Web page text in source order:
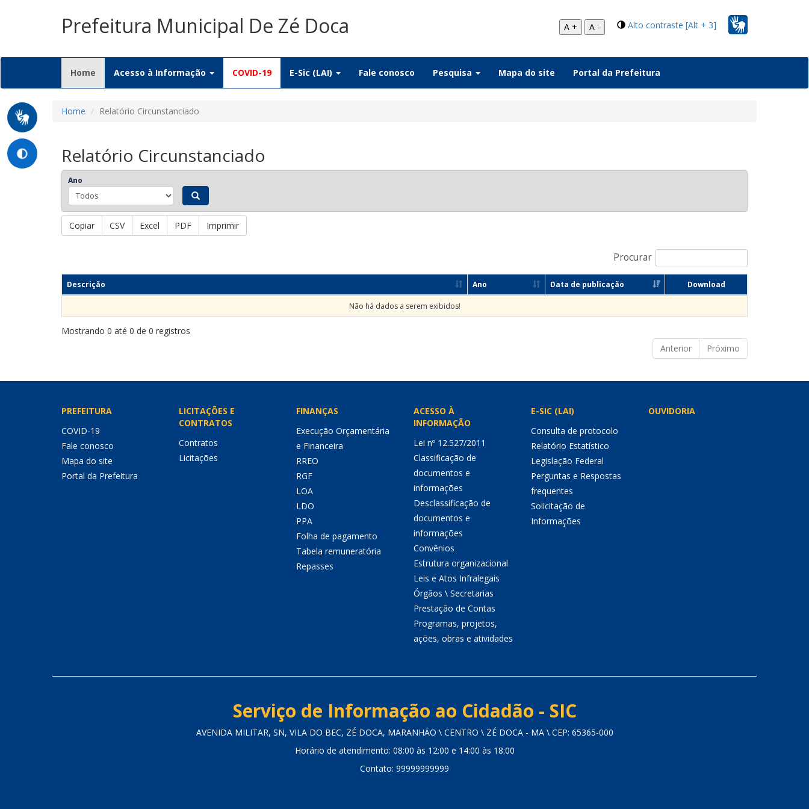
Prefeitura Municipal De Zé Doca Alto contraste [Alt + 3]
A + A -
Home (current)
Acesso à Informação COVID-19 E-Sic (LAI) Fale conosco Pesquisa Mapa do site Portal da Prefeitura
Home Relatório Circunstanciado
Relatório Circunstanciado
Ano
Copiar CSV Excel PDF Imprimir
Procurar
Descrição Ano Data de publicação Download
Não há dados a serem exibidos!
Mostrando 0 até 0 de 0 registros
Anterior
Próximo
PREFEITURA
COVID-19
Fale conosco
Mapa do site
Portal da Prefeitura
LICITAÇÕES E
CONTRATOS
Contratos
Licitações
FINANÇAS
Execução Orçamentária
e Financeira
RREO
RGF
LOA
LDO
PPA
Folha de pagamento
Tabela remuneratória
Repasses
ACESSO À
INFORMAÇÃO
Lei nº 12.527/2011
Classificação de
documentos e
informações
Desclassificação de
documentos e
informações
Convênios
Estrutura organizacional
Leis e Atos Infralegais
Órgãos \ Secretarias
Prestação de Contas
Programas, projetos,
ações, obras e atividades
E-SIC (LAI)
Consulta de protocolo
Relatório Estatístico
Legislação Federal
Perguntas e Respostas
frequentes
Solicitação de
Informações
OUVIDORIA
Serviço de Informação ao Cidadão - SIC
AVENIDA MILITAR, SN, VILA DO BEC, ZÉ DOCA, MARANHÃO \ CENTRO \ ZÉ DOCA - MA \ CEP: 65365-000
Horário de atendimento: 08:00 às 12:00 e 14:00 às 18:00
Contato: 99999999999